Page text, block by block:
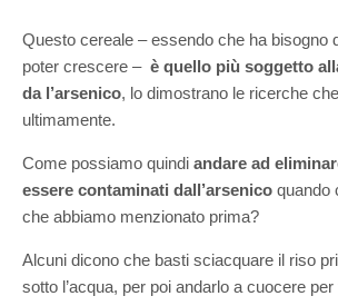
Questo cereale – essendo che ha bisogno
poter crescere – è quello più soggetto
da l’arsenico, lo dimostrano le ricerche
ultimamente.
Come possiamo quindi andare ad
essere contaminati dall’arsenico quando
che abbiamo menzionato prima?
Alcuni dicono che basti sciacquare il riso
sotto l’acqua, per poi andarlo a cuocere per